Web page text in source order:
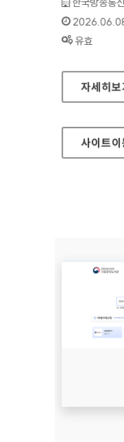
인증기간 :
상태 :
유효
이음5G
자세히보
사이트이